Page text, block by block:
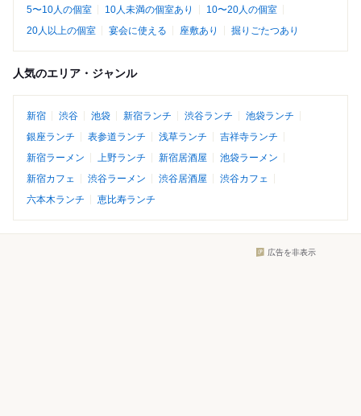
5〜10人の個室
10人未満の個室あり
10〜20人の個室
20人以上の個室
宴会に使える 座敷あり 掘りごたつあり
人気のエリア・ジャンル
新宿 渋谷 池袋 新宿ランチ 渋谷ランチ
池袋ランチ
銀座ランチ
表参道ランチ 浅草ランチ
吉祥寺ランチ
新宿ラーメン
上野ランチ 新宿居酒屋
池袋ラーメン
新宿カフェ
渋谷ラーメン 渋谷居酒屋
渋谷カフェ
六本木ランチ
恵比寿ランチ
広告を非表示